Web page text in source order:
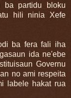
ba partidu bloku
hili ninia Xefe
ba fera fali iha
ida ne'ebe
Governu
no ami respeita
labele hakat rua